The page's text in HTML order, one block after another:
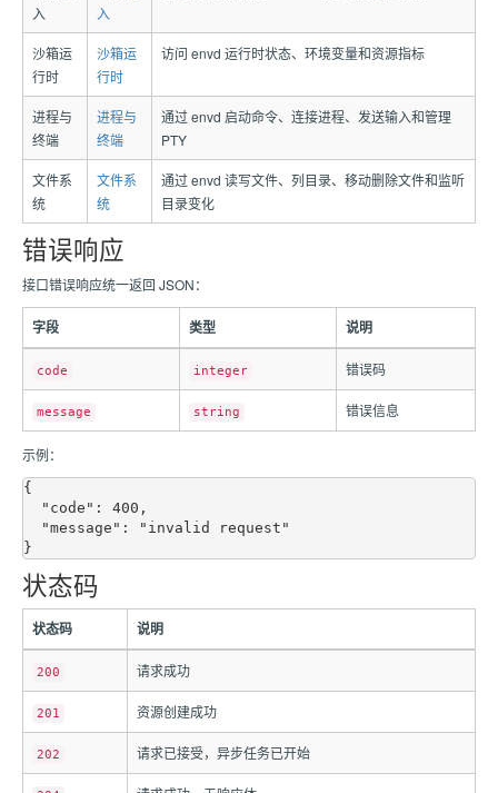
入
入
沙箱运
行时
沙箱运
行时
访问 envd 运行时状态、环境变量和资源指标
进程与
终端
进程与
终端
通过 envd 启动命令、连接进程、发送输入和管理
PTY
文件系
统
文件系
统
通过 envd 读写文件、列目录、移动删除文件和监听
目录变化
错误响应
接口错误响应统一返回 JSON：
字段 类型 说明
code integer 错误码
message string 错误信息
示例：
{
状态码
状态码 说明
200 请求成功
201 资源创建成功
202 请求已接受，异步任务已开始